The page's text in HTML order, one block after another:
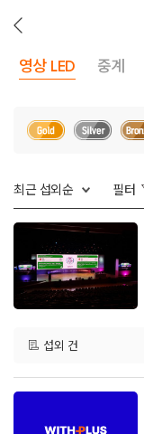
뒤
로
기
영상 LED 중계
최근 섭외순 필터
섭외 건